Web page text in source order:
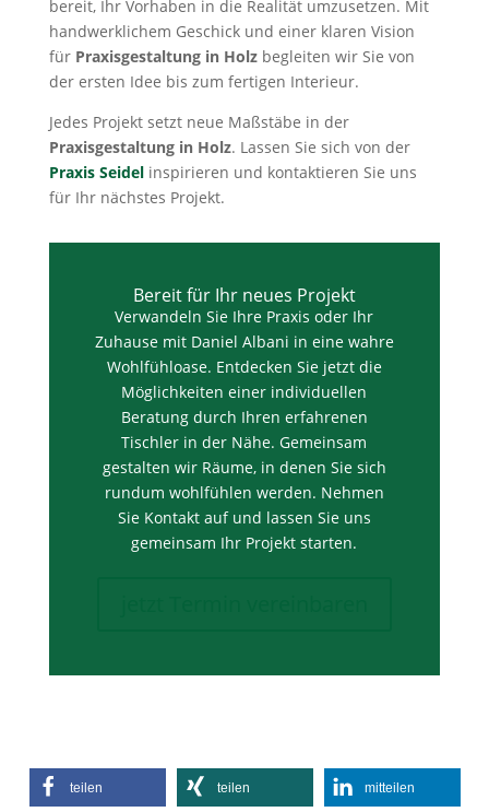
bereit, Ihr Vorhaben in die Realität umzusetzen. Mit
handwerklichem Geschick und einer klaren Vision
für Praxisgestaltung in Holzbegleiten wir Sie von
der ersten Idee bis zum fertigen Interieur.
Jedes Projekt setzt neue Maßstäbe in der
Praxisgestaltung in Holz. Lassen Sie sich von der
Praxis Seidelinspirieren und kontaktieren Sie uns
für Ihr nächstes Projekt.
Bereit für Ihr neues Projekt
Verwandeln Sie Ihre Praxis oder Ihr
Zuhause mit Daniel Albani in eine wahre
Wohlfühloase. Entdecken Sie jetzt die
Möglichkeiten einer individuellen
Beratung durch Ihren erfahrenen
Tischler in der Nähe. Gemeinsam
gestalten wir Räume, in denen Sie sich
rundum wohlfühlen werden. Nehmen
Sie Kontakt auf und lassen Sie uns
gemeinsam Ihr Projekt starten.
teilen teilen mitteilen